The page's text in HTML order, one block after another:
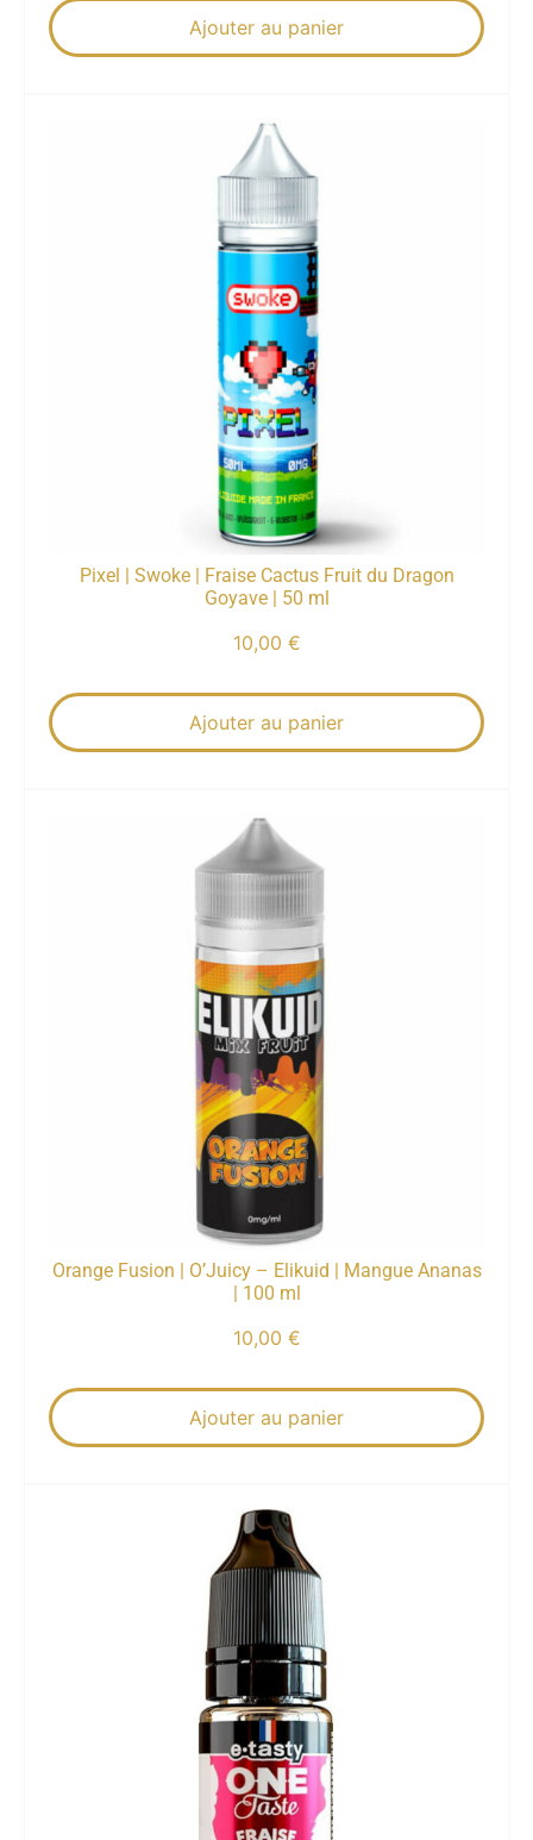
Ajouter au panier
Pixel | Swoke | Fraise Cactus Fruit du Dragon
Goyave | 50 ml
10,00 €
Ajouter au panier
Orange Fusion | O’Juicy – Elikuid | Mangue Ananas
| 100 ml
10,00 €
Ajouter au panier